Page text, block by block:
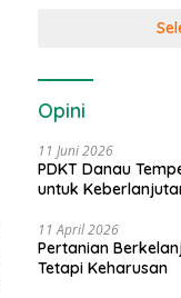
Opini
11 Juni 2026
PDKT Danau
untuk
11 April 2026
Pertanian
Tetapi Keharusan